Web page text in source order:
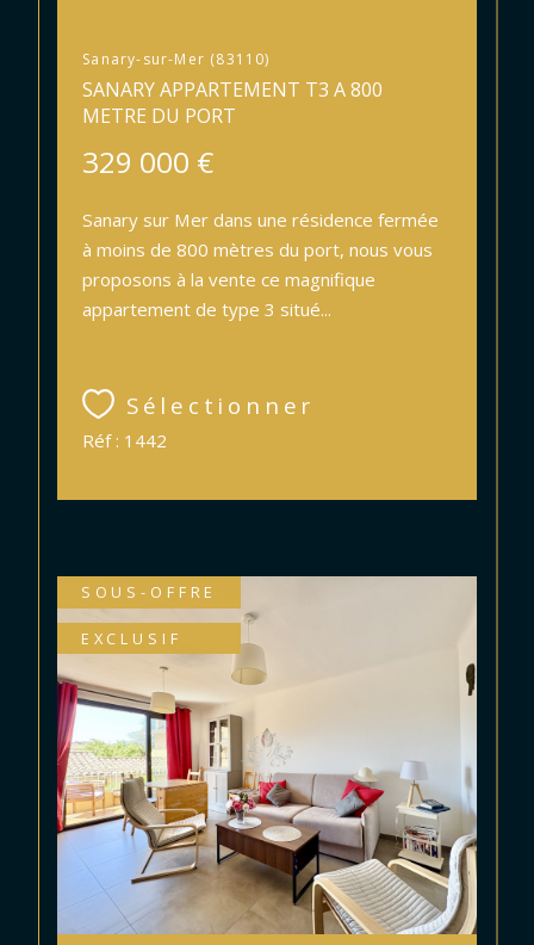
Sanary-sur-Mer (83110)
SANARY APPARTEMENT T3 A 800
METRE DU PORT
329 000 €
Sanary sur Mer dans une résidence fermée
à moins de 800 mètres du port, nous vous
proposons à la vente ce magnifique
appartement de type 3 situé...
Sélectionner
Réf : 1442
SOUS-OFFRE
EXCLUSIF